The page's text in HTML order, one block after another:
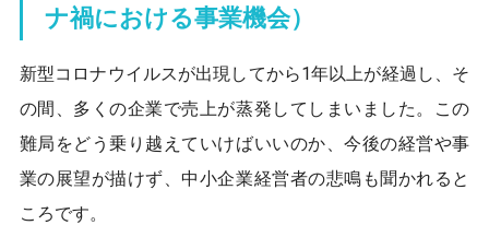
ナ禍における事業機会）
新型コロナウイルスが出現してから1年以上が経過し、そ
の間、多くの企業で売上が蒸発してしまいました。この
難局をどう乗り越えていけばいいのか、今後の経営や事
業の展望が描けず、中小企業経営者の悲鳴も聞かれると
ころです。